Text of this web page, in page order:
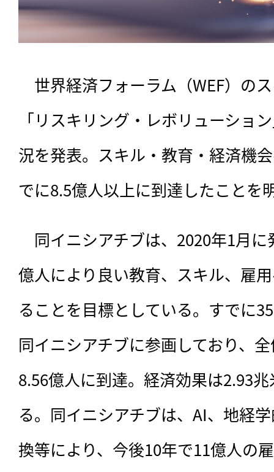
世界経済フォーラム（WEF）の
「リスキリング・レボリューショ
況を発表。スキル・教育・経済機
でに8.5億人以上に到達したことを
同イニシアチブは、2020年1月に
億人により良い教育、スキル、雇
ることを目標としている。すでに
同イニシアチブに参画しており、
8.56億人に到達。経済効果は2.93
る。同イニシアチブは、AI、地経
換等により、今後10年で11億人の